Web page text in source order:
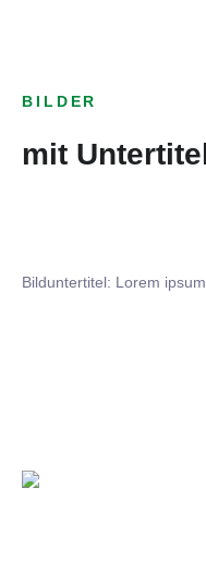
BILDER
mit
Bilduntertitel: Lorem